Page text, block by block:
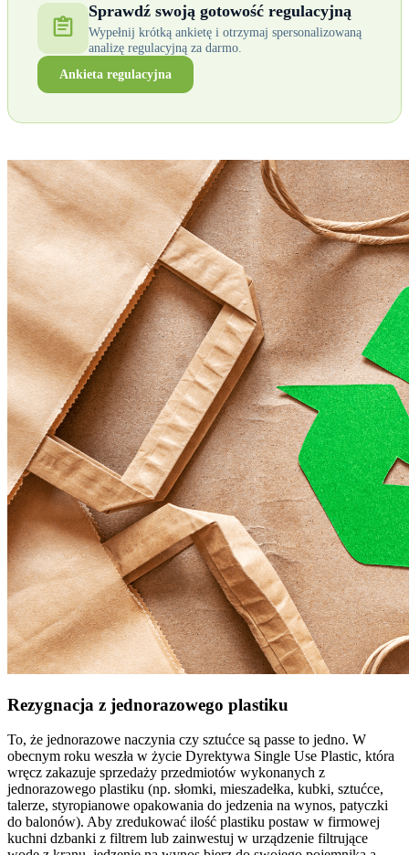
Sprawdź swoją gotowość regulacyjną
Wypełnij krótką ankietę i otrzymaj spersonalizowaną
analizę regulacyjną za darmo.
Ankieta regulacyjna
Rezygnacja z jednorazowego plastiku
To, że jednorazowe naczynia czy sztućce są passe to jedno. W
obecnym roku weszła w życie Dyrektywa Single Use Plastic, która
wręcz zakazuje sprzedaży przedmiotów wykonanych z
jednorazowego plastiku (np. słomki, mieszadełka, kubki, sztućce,
talerze, styropianowe opakowania do jedzenia na wynos, patyczki
do balonów). Aby zredukować ilość plastiku postaw w firmowej
kuchni dzbanki z filtrem lub zainwestuj w urządzenie filtrujące